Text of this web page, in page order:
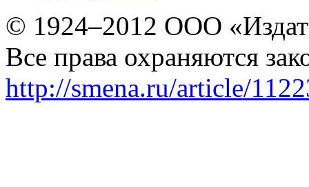
© 1924–2012 ООО
Все права охраняются
http://smena.ru/article/